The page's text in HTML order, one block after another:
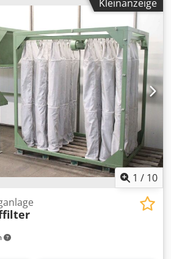
Patronen-
-Filtergestell:
-Rüttel-Motor: 0,55 kW -
H2330 mm -Austragung-
8,7 U/min -Öffnung: Ø 250 mm / 250
siehe Fotos, ohne
Nhbmj Ak Djha -Gewicht: 320 kg /
Kleinanzeige
1 / 10